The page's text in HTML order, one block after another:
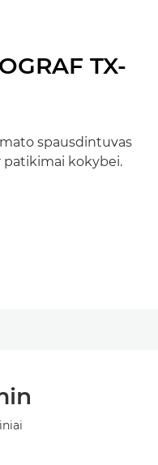
TX-
spausdintuvas
kokybei.
breadcrumbs